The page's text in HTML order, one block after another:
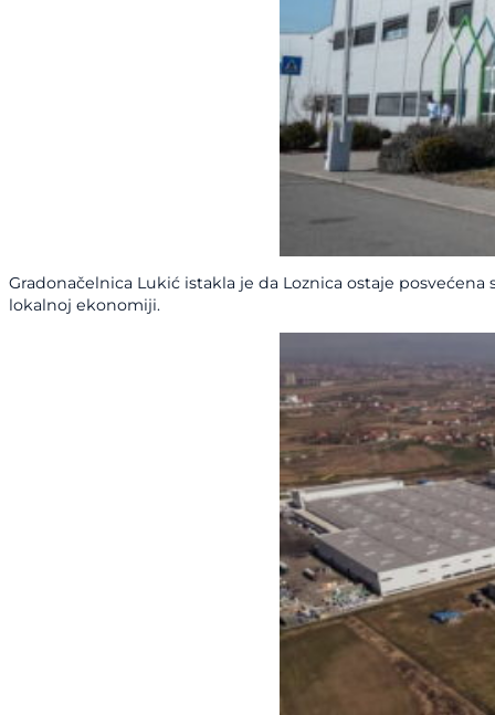
Gradonačelnica Lukić istakla je da Loznica ostaje
lokalnoj ekonomiji.